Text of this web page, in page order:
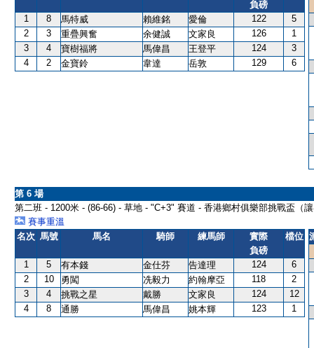
負磅
1 8 馬特威 賴維銘 愛倫 122
5
2
3 重疊興奮 余健誠 文家良 126
1
3
4 寶樹福將 馬偉昌 王登平 124
3
4
2 金寶鈴 韋達 岳敦 129 6
第 6 場
第二班 - 1200米 - (86-66) - 草地 - "C+3" 賽道 - 香港鄉村俱樂部挑戰盃（
賽事重溫
名次 馬號 馬名 騎師 練馬師
實際
負磅
檔位
1 5 有本錢 金仕芬 告達理 124
6
2
10 勇闖 冼毅力 約翰摩亞 118
2
3
4 挑戰之星 戴勝 文家良 124
12
4
8 通勝 馬偉昌 姚本輝 123 1